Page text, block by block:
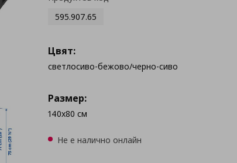
595.907.65
Цвят:
светлосиво-бежово/черно-сиво
Размер:
140x80 см
Не е налично онлайн